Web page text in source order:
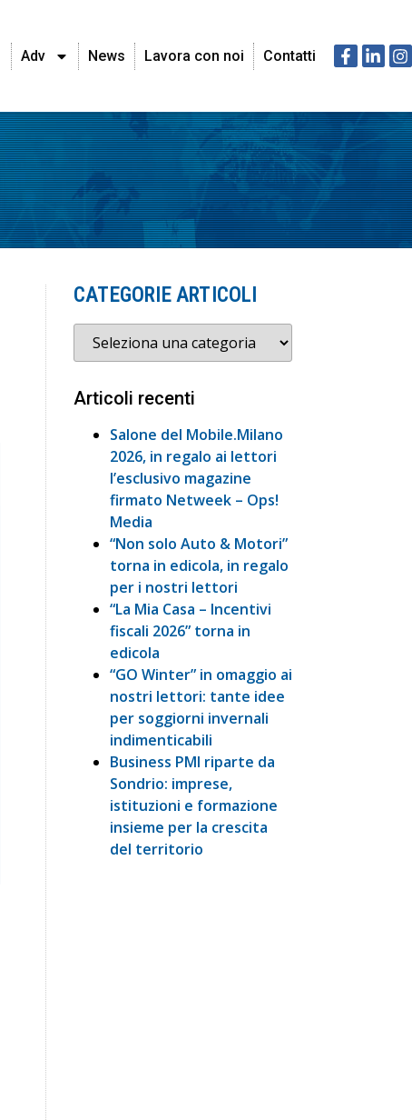
Adv News Lavora con noi Contatti
CATEGORIE ARTICOLI
Articoli recenti
Salone del Mobile.Milano
2026, in regalo ai lettori
l’esclusivo magazine
firmato Netweek – Ops!
Media
“Non solo Auto & Motori”
torna in edicola, in regalo
per i nostri lettori
“La Mia Casa – Incentivi
fiscali 2026” torna in
edicola
“GO Winter” in omaggio ai
nostri lettori: tante idee
per soggiorni invernali
indimenticabili
Business PMI riparte da
Sondrio: imprese,
istituzioni e formazione
insieme per la crescita
del territorio